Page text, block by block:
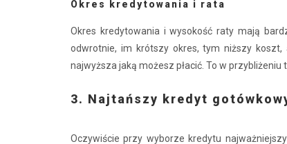
Okres kredytowania i rata
Okres kredytowania i wysokość raty mają
odwrotnie, im krótszy okres, tym niższy
najwyższa jaką możesz płacić. To w
3. Najtańszy kredyt
Oczywiście przy wyborze kredytu